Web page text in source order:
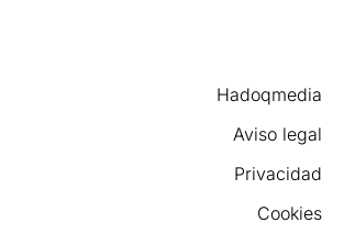
Hadoqmedia
Aviso legal
Privacidad
Cookies